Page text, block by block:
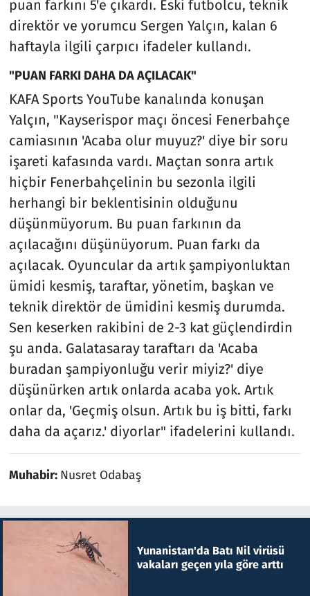
puan farkını 5'e çıkardı. Eski futbolcu, teknik
direktör ve yorumcu Sergen Yalçın, kalan 6
haftayla ilgili çarpıcı ifadeler kullandı.
"PUAN FARKI DAHA DA AÇILACAK"
KAFA Sports YouTube kanalında konuşan
Yalçın, "Kayserispor maçı öncesi Fenerbahçe
camiasının 'Acaba olur muyuz?' diye bir soru
işareti kafasında vardı. Maçtan sonra artık
hiçbir Fenerbahçelinin bu sezonla ilgili
herhangi bir beklentisinin olduğunu
düşünmüyorum. Bu puan farkının da
açılacağını düşünüyorum. Puan farkı da
açılacak. Oyuncular da artık şampiyonluktan
ümidi kesmiş, taraftar, yönetim, başkan ve
teknik direktör de ümidini kesmiş durumda.
Sen keserken rakibini de 2-3 kat güçlendirdin
şu anda. Galatasaray taraftarı da 'Acaba
buradan şampiyonluğu verir miyiz?' diye
düşünürken artık onlarda acaba yok. Artık
onlar da, 'Geçmiş olsun. Artık bu iş bitti, farkı
daha da açarız.' diyorlar" ifadelerini kullandı.
Muhabir: Nusret Odabaş
Yunanistan'da Batı Nil virüsü
vakaları geçen yıla göre arttı